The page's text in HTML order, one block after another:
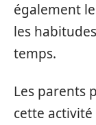
également
les
temps.
Les parents
cette